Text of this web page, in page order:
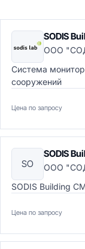
SODIS
ООО
Cистема
сооружений
Цена по запросу
SO
SODIS
ООО
SODIS Building
Цена по запросу